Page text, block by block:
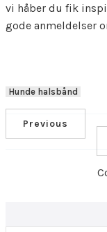
vi håber du fik
gode anmeldelser
Hunde halsbånd
Previous